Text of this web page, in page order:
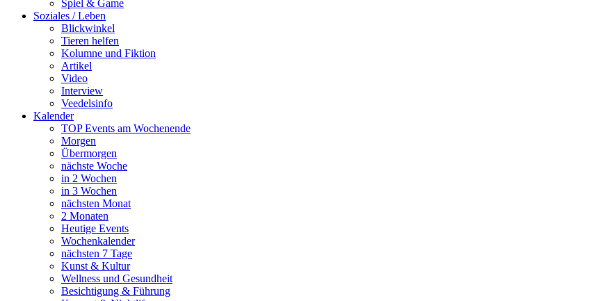
Spiel & Game
Soziales / Leben
Blickwinkel
Tieren helfen
Kolumne und Fiktion
Artikel
Video
Interview
Veedelsinfo
Kalender
TOP Events am Wochenende
Morgen
Übermorgen
nächste Woche
in 2 Wochen
in 3 Wochen
nächsten Monat
2 Monaten
Heutige Events
Wochenkalender
nächsten 7 Tage
Kunst & Kultur
Wellness und Gesundheit
Besichtigung & Führung